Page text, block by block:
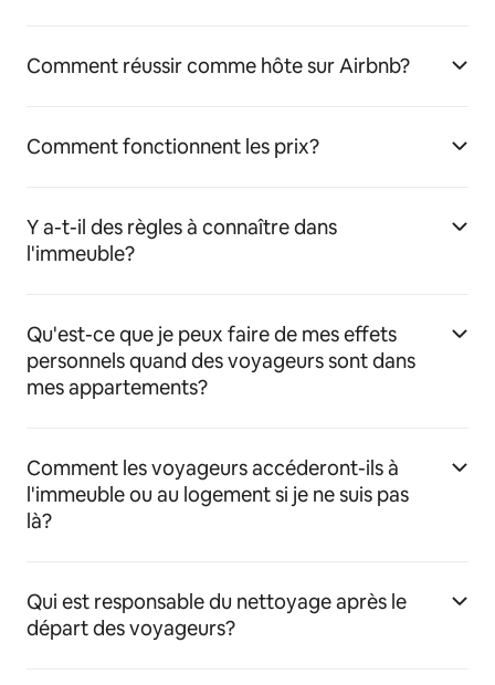
Comment réussir comme hôte sur Airbnb?
Comment fonctionnent les prix?
Y a-t-il des règles à connaître dans
l'immeuble?
Qu'est-ce que je peux faire de mes effets
personnels quand des voyageurs sont dans
mes appartements?
Comment les voyageurs accéderont-ils à
l'immeuble ou au logement si je ne suis pas
là?
Qui est responsable du nettoyage après le
départ des voyageurs?